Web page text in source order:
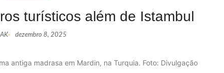
turísticos além de Istambul
AK- dezembro 8, 2025
antiga madrasa em Mardin, na Turquia. Foto: Divulgação